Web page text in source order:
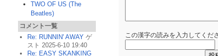
この漢字の読みを入力してくだ
TWO OF US (The
Beatles)
コメント一覧
Re: RUNNIN' AWAY ゲ
スト 2025-6-10 19:40
Re: EASY SKANKING